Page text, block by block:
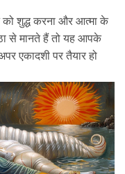
शुद्ध करना और आत्मा के
से मानते हैं तो यह आपके
एकादशी पर तैयार हो